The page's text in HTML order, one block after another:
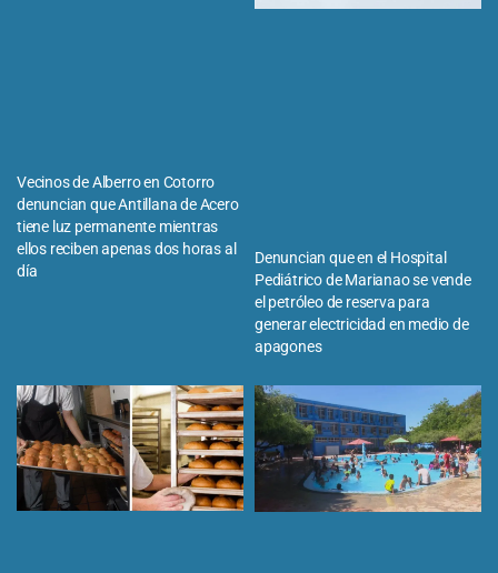
Vecinos de Alberro en Cotorro
denuncian que Antillana de Acero
tiene luz permanente mientras
ellos reciben apenas dos horas al
día
Denuncian que en el Hospital
Pediátrico de Marianao se vende
el petróleo de reserva para
generar electricidad en medio de
apagones